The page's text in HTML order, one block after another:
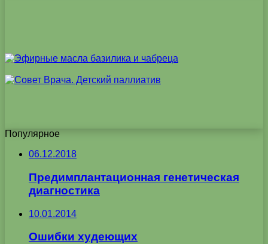
Популярное
06.12.2018
Предимплантационная генетическая
диагностика
10.01.2014
Ошибки худеющих